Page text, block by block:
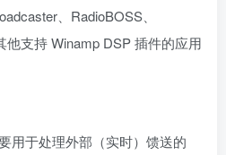
、RadioBOSS、
支持 Winamp DSP 插件的应用
用于处理外部（实时）馈送的